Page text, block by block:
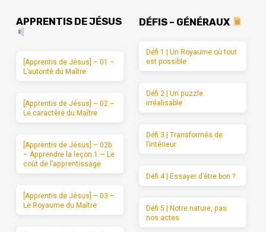
APPRENTIS DE JÉSUS
[Apprentis de Jésus] – 01 –
L’autorité du Maître
[Apprentis de Jésus] – 02 –
Le caractère du Maître
[Apprentis de Jésus] – 02b
– Apprendre la leçon 1 — Le
coût de l’apprentissage
[Apprentis de Jésus] – 03 –
Le Royaume du Maître
DÉFIS – GÉNÉRAUX
Défi 1 | Un Royaume où tout
est possible
Défi 2 | Un puzzle
irréalisable
Défi 3 | Transformés de
l’intérieur
Défi 4 | Essayer d’être bon ?
Défi 5 | Notre nature, pas
nos actes